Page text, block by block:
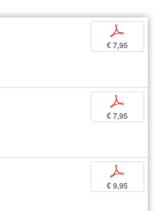
p
€ 7,95
p
€ 7,95
p
€ 9,95